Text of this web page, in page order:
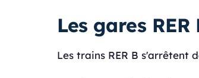
Les gares
Les trains RER B s'arrêtent